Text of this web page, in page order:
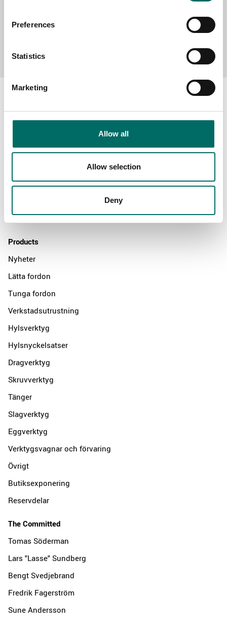
Preferences
Statistics
Marketing
Allow all
Allow selection
Deny
Swedish quality
The Kamasa Tools warranty
News
Contact us
Products
Nyheter
Lätta fordon
Tunga fordon
Verkstadsutrustning
Hylsverktyg
Hylsnyckelsatser
Dragverktyg
Skruvverktyg
Tänger
Slagverktyg
Eggverktyg
Verktygsvagnar och förvaring
Övrigt
Butiksexponering
Reservdelar
The Committed
Tomas Söderman
Lars "Lasse" Sundberg
Bengt Svedjebrand
Fredrik Fagerström
Sune Andersson